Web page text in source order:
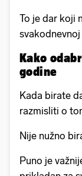
To je dar koji
Kako
godine
Kada birate
razmisliti o
Nije nužno
Puno je